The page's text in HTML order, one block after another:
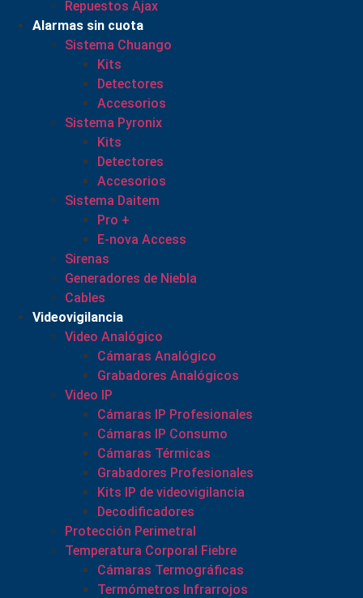
Repuestos Ajax
Alarmas sin cuota
Sistema Chuango
Kits
Detectores
Accesorios
Sistema Pyronix
Kits
Detectores
Accesorios
Sistema Daitem
Pro +
E-nova Access
Sirenas
Generadores de Niebla
Cables
Videovigilancia
Video Analógico
Cámaras Analógico
Grabadores Analógicos
Video IP
Cámaras IP Profesionales
Cámaras IP Consumo
Cámaras Térmicas
Grabadores Profesionales
Kits IP de videovigilancia
Decodificadores
Protección Perimetral
Temperatura Corporal Fiebre
Cámaras Termográficas
Termómetros Infrarrojos